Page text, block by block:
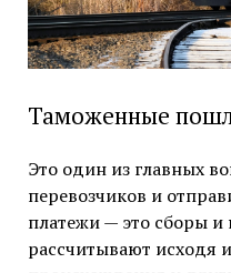
Таможенные
Это один из главных
перевозчиков и
платежи — это сборы и
рассчитывают исходя